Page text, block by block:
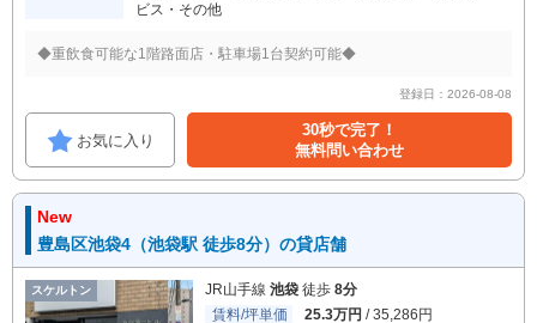
ビス・その他
◆重飲食可能な1階路面店・駐車場1台契約可能◆
登録日：2026-08-08
お気に入り
30秒で完了！
無料問い合わせ
New
豊島区池袋4（池袋駅 徒歩8分）の貸店舗
スケルトン JR山手線 池袋 徒歩 8分
賃料/坪単価
25.3万円 / 35,286円